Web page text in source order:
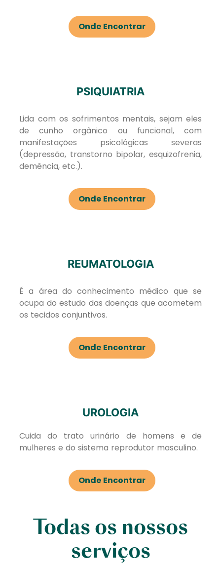
Onde Encontrar
PSIQUIATRIA
Lida com os sofrimentos mentais, sejam eles
de cunho orgânico ou funcional, com
manifestações psicológicas severas
(depressão, transtorno bipolar, esquizofrenia,
demência, etc.).
Onde Encontrar
REUMATOLOGIA
É a área do conhecimento médico que se
ocupa do estudo das doenças que acometem
os tecidos conjuntivos.
Onde Encontrar
UROLOGIA
Cuida do trato urinário de homens e de
mulheres e do sistema reprodutor masculino.
Onde Encontrar
Todas os nossos
serviços